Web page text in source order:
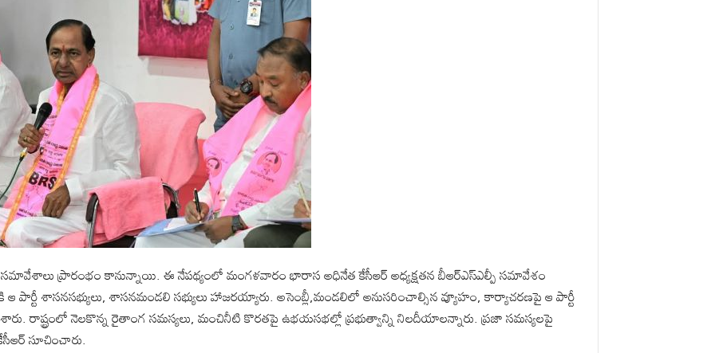
సమావేశాలు ప్రారంభం కానున్నాయి. ఈ నేపథ్యంలో మంగళవారం భారాస అధినేత కేసీఆర్ అధ్యక్షతన బీఆర్ఎస్ఎల్పీ సమావేశం
శాసనసభ్యులు, శాసనమండలి సభ్యులు హాజరయ్యారు. అసెంబ్లీ,మండలిలో అనుసరించాల్సిన వ్యూహం, కార్యాచరణపై ఆ పార్టీ
రాష్ట్రంలో నెలకొన్న రైతాంగ సమస్యలు, మంచినీటి కొరతపై ఉభయసభల్లో ప్రభుత్వాన్ని నిలదీయాలన్నారు. ప్రజా సమస్యలపై
సూచించారు.